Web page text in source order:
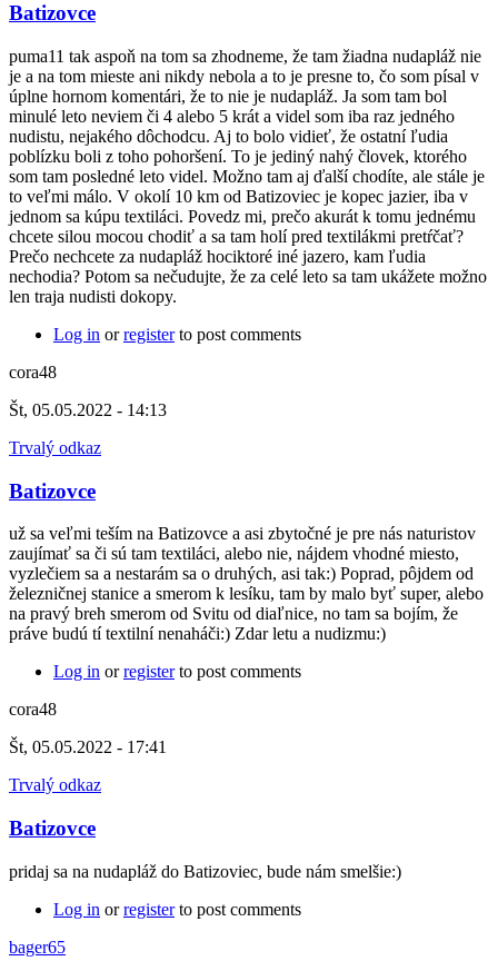
Batizovce
puma11 tak aspoň na tom sa zhodneme, že tam žiadna nudapláž nie
je a na tom mieste ani nikdy nebola a to je presne to, čo som písal v
úplne hornom komentári, že to nie je nudapláž. Ja som tam bol
minulé leto neviem či 4 alebo 5 krát a videl som iba raz jedného
nudistu, nejakého dôchodcu. Aj to bolo vidieť, že ostatní ľudia
poblízku boli z toho pohoršení. To je jediný nahý človek, ktorého
som tam posledné leto videl. Možno tam aj ďalší chodíte, ale stále je
to veľmi málo. V okolí 10 km od Batizoviec je kopec jazier, iba v
jednom sa kúpu textiláci. Povedz mi, prečo akurát k tomu jednému
chcete silou mocou chodiť a sa tam holí pred textilákmi pretŕčať?
Prečo nechcete za nudapláž hociktoré iné jazero, kam ľudia
nechodia? Potom sa nečudujte, že za celé leto sa tam ukážete možno
len traja nudisti dokopy.
Log in orregisterto post comments
cora48
Št, 05.05.2022 - 14:13
Trvalý odkaz
Batizovce
už sa veľmi teším na Batizovce a asi zbytočné je pre nás naturistov
zaujímať sa či sú tam textiláci, alebo nie, nájdem vhodné miesto,
vyzlečiem sa a nestarám sa o druhých, asi tak:) Poprad, pôjdem od
železničnej stanice a smerom k lesíku, tam by malo byť super, alebo
na pravý breh smerom od Svitu od diaľnice, no tam sa bojím, že
práve budú tí textilní nenaháči:) Zdar letu a nudizmu:)
Log in orregisterto post comments
cora48
Št, 05.05.2022 - 17:41
Trvalý odkaz
Batizovce
pridaj sa na nudapláž do Batizoviec, bude nám smelšie:)
Log in orregisterto post comments
bager65